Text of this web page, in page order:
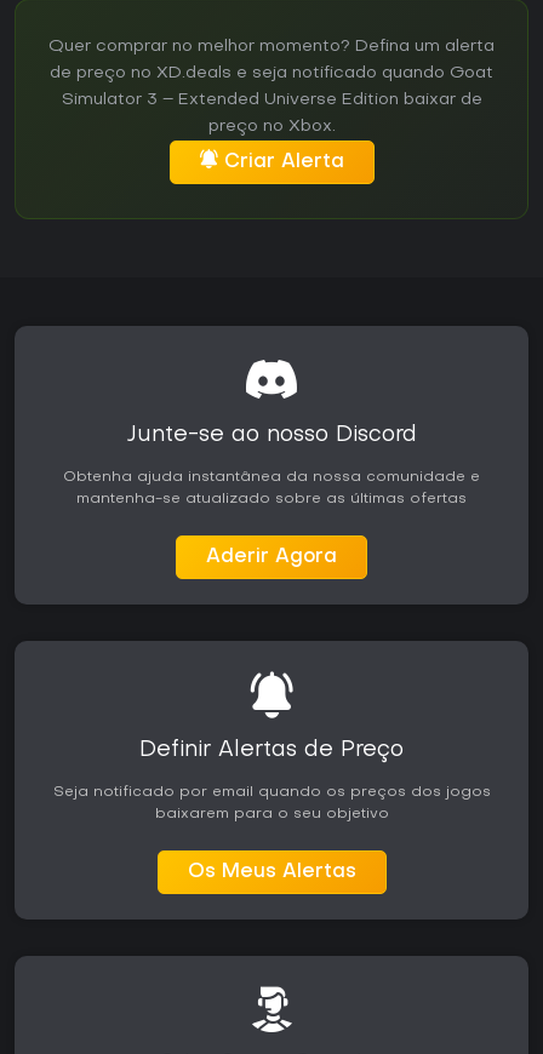
Quer comprar no melhor momento? Defina um alerta
de preço no XD.deals e seja notificado quando Goat
Simulator 3 – Extended Universe Edition baixar de
preço no Xbox.
Criar Alerta
Junte-se ao nosso Discord
Obtenha ajuda instantânea da nossa comunidade e
mantenha-se atualizado sobre as últimas ofertas
Aderir Agora
Definir Alertas de Preço
Seja notificado por email quando os preços dos jogos
baixarem para o seu objetivo
Os Meus Alertas